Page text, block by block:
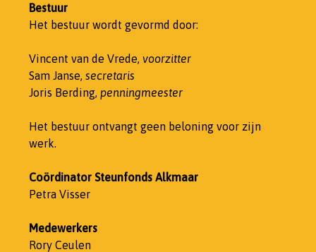
Bestuur
Het bestuur wordt gevormd door:
Vincent van de Vrede,voorzitter
Sam Janse,secretaris
Joris Berding, penningmeester
Het bestuur ontvangt geen beloning voor zijn
werk.
Coördinator Steunfonds Alkmaar
Petra Visser
Medewerkers
Rory Ceulen